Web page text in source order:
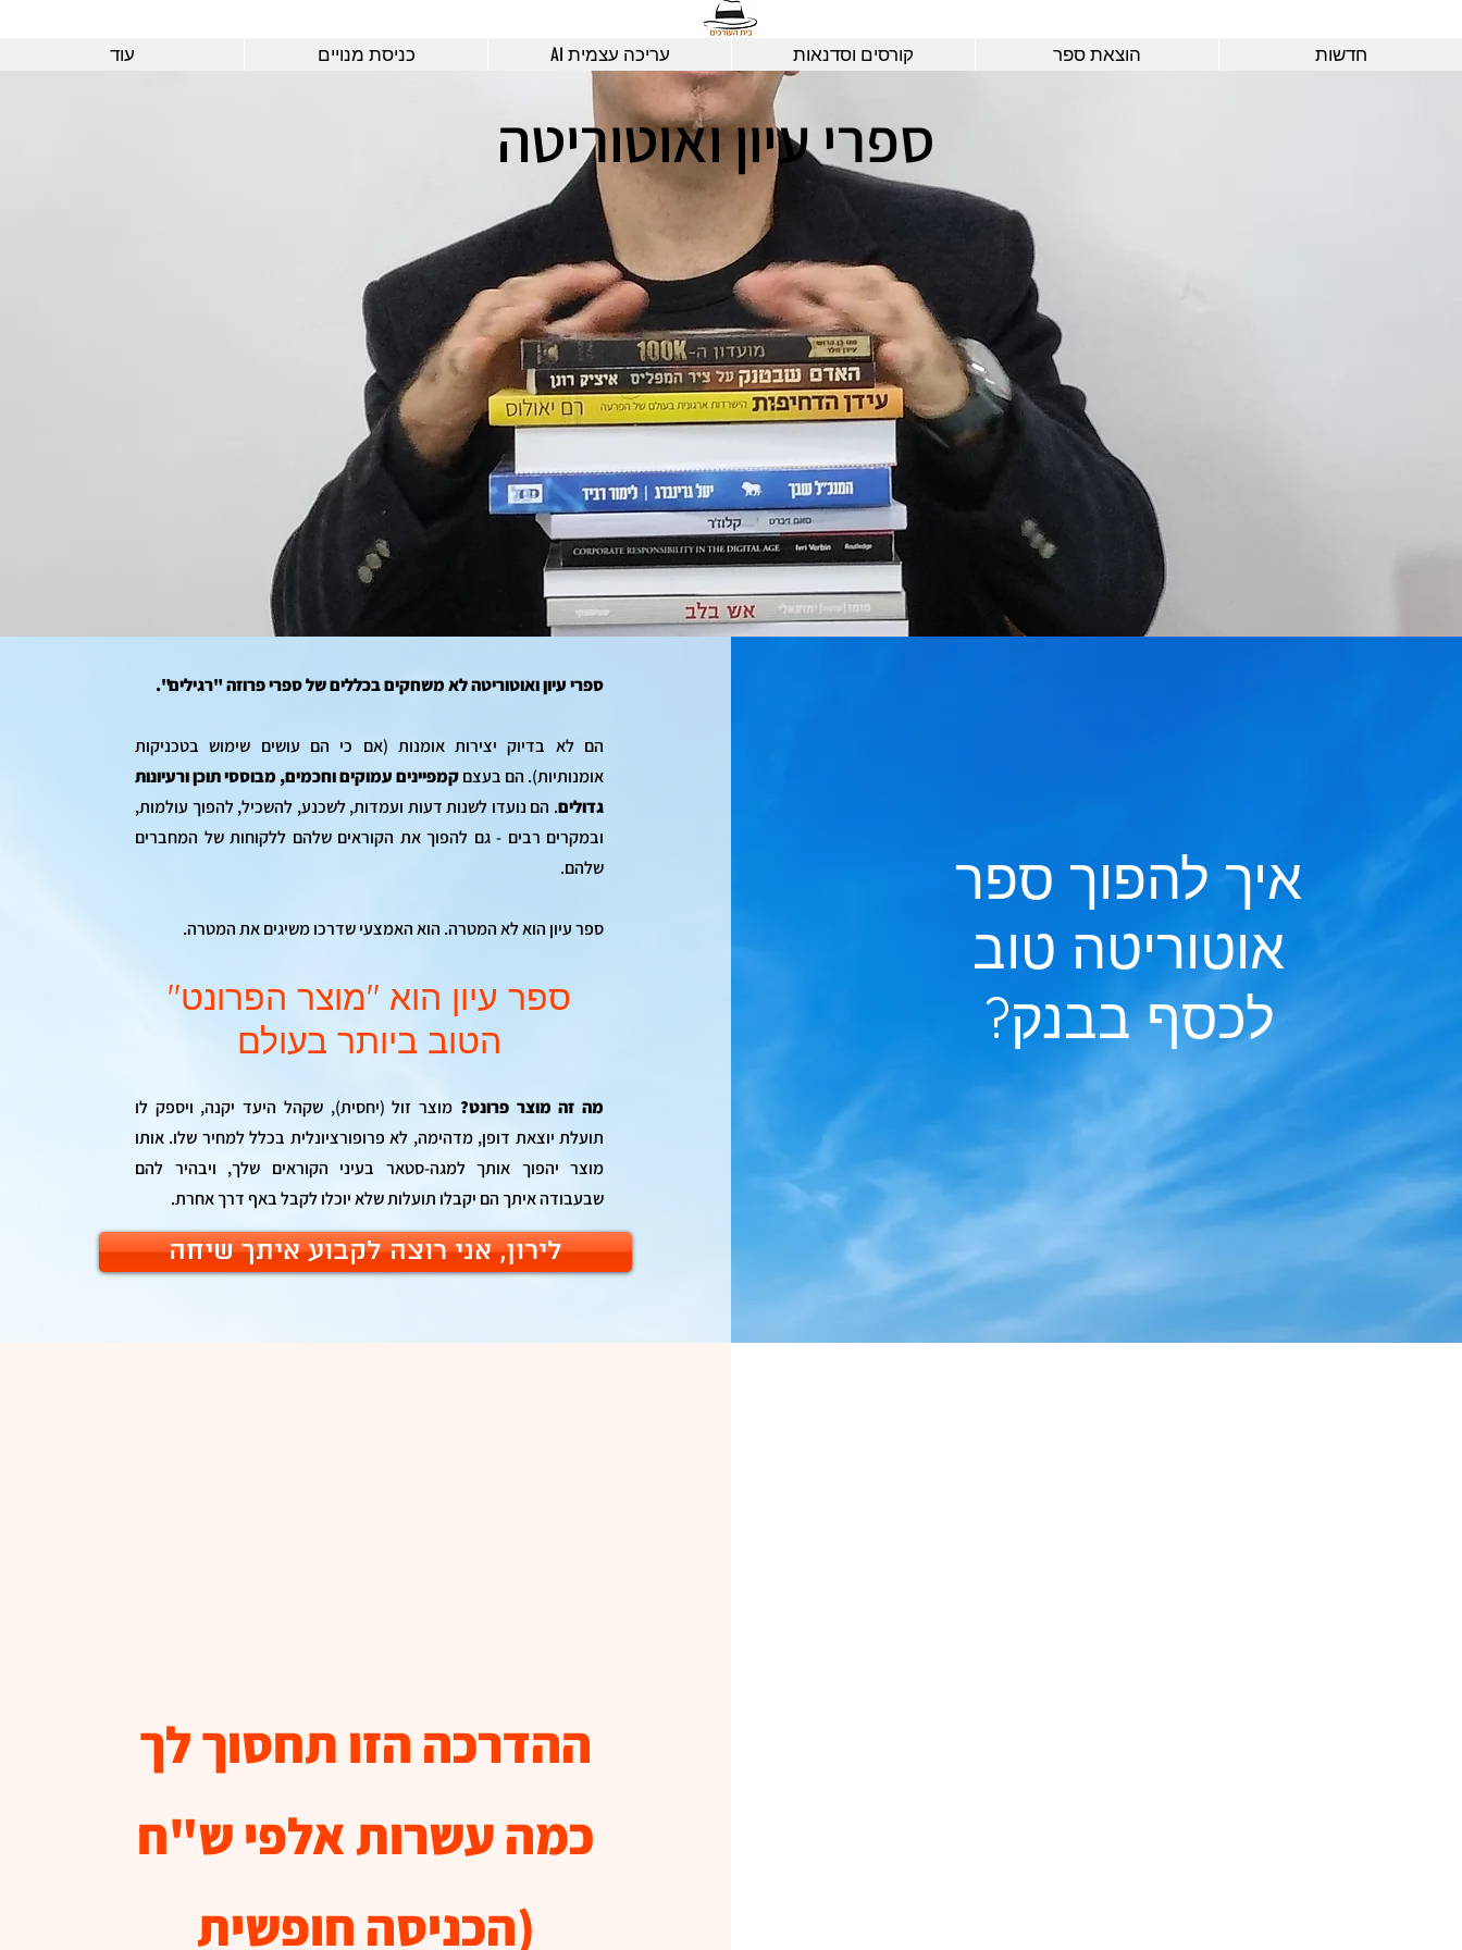
חדשות הוצאת ספר קורסים וסדנאות עריכה עצמית AI כניסת מנויים עוד
ספרי עיון ואוטוריטה
ספרי עיון ואוטוריטה לא משחקים בכללים של ספרי פרוזה "רגילים".
הם לא בדיוק יצירות אומנות (אם כי הם עושים שימוש בטכניקות
אומנותיות). הם בעצםקמפיינים עמוקים וחכמים, מבוססי תוכן ורעיונות
גדולים. הם נועדו לשנות דעות ועמדות, לשכנע, להשכיל, להפוך עולמות,
ובמקרים רבים - גם להפוך את הקוראים שלהם ללקוחות של המחברים
שלהם.
ספר עיון הוא לא המטרה. הוא האמצעי שדרכו משיגים את המטרה.
ספר עיון הוא "מוצר הפרונט"
הטוב ביותר בעולם
מה זה מוצר פרונט? מוצר זול (יחסית), שקהל היעד יקנה, ויספק לו
תועלת יוצאת דופן, מדהימה, לא פרופורציונלית בכלל למחיר שלו. אותו
מוצר יהפוך אותך למגה-סטאר בעיני הקוראים שלך, ויבהיר להם
שבעבודה איתך הם יקבלו תועלות שלא יוכלו לקבל באף דרך אחרת.
לירון, אני רוצה לקבוע איתך שיחה
איך להפוך ספר
אוטוריטה טוב
לכסף בבנק?
ההדרכה הזו תחסוך לך
כמה עשרות אלפי ש"ח
(הכניסה חופשית